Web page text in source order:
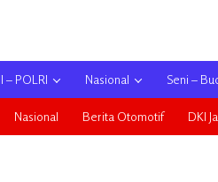
– POLRI Nasional Seni –
Nasional Berita Otomotif DKI